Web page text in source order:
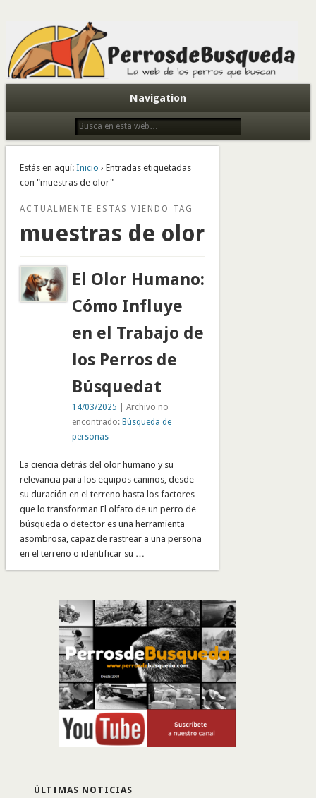
Todo sobre perros de búsqueda y detectores
Navigation
Estás en aquí: Inicio › Entradas etiquetadas
con "muestras de olor"
ACTUALMENTE ESTAS VIENDO TAG
muestras de olor
El Olor Humano:
Cómo Influye
en el Trabajo de
los Perros de
Búsquedat
14/03/2025 | Archivo no
encontrado: Búsqueda de
personas
La ciencia detrás del olor humano y su
relevancia para los equipos caninos, desde
su duración en el terreno hasta los factores
que lo transforman El olfato de un perro de
búsqueda o detector es una herramienta
asombrosa, capaz de rastrear a una persona
en el terreno o identificar su …
ÚLTIMAS NOTICIAS